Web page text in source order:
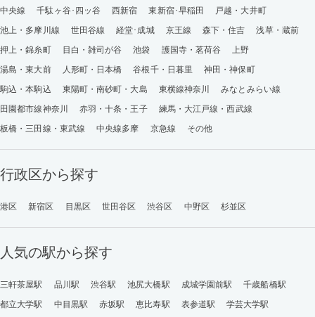
中央線
千駄ヶ谷･四ッ谷 西新宿 東新宿･早稲田
戸越・大井町
池上・多摩川線
世田谷線 経堂･成城 京王線 森下・住吉
浅草・蔵前
押上・錦糸町
目白・雑司が谷 池袋 護国寺・茗荷谷
上野
湯島・東大前
人形町・日本橋 谷根千・日暮里
神田・神保町
駒込・本駒込
東陽町・南砂町・大島 東横線神奈川
みなとみらい線
田園都市線神奈川
赤羽・十条・王子
練馬・大江戸線・西武線
板橋・三田線・東武線
中央線多摩 京急線 その他
行政区から探す
港区 新宿区 目黒区 世田谷区 渋谷区 中野区 杉並区
人気の駅から探す
三軒茶屋駅 品川駅 渋谷駅 池尻大橋駅 成城学園前駅
千歳船橋駅
都立大学駅
中目黒駅 赤坂駅 恵比寿駅 表参道駅
学芸大学駅